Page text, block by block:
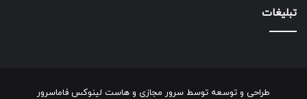
تبلیغات
طراحی و توسعه توسط سرور مجازی و هاست لینوکس فاماسرور